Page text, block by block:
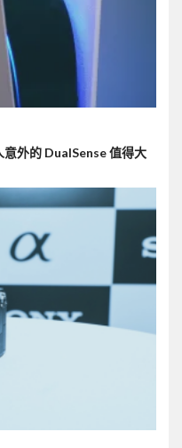
外的 DualSense 值得大